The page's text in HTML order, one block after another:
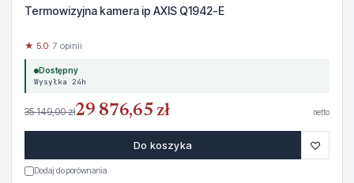
Termowizyjna kamera ip AXIS Q1942-E
★ 5.0· 7 opinii
Dostępny
Wysyłka 24h
35 149,00 zł29 876,65 zł netto
Do koszyka ♡
Dodaj do porównania